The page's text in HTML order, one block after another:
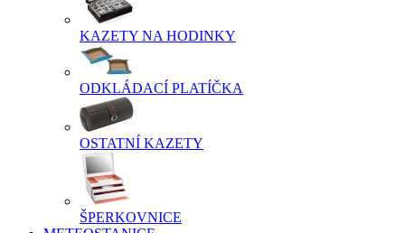
KAZETY NA HODINKY
ODKLÁDACÍ PLATÍČKA
OSTATNÍ KAZETY
ŠPERKOVNICE